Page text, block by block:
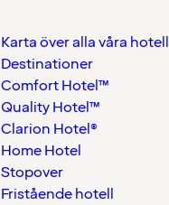
Karta över alla våra hotell
Destinationer
Comfort Hotel™
Quality Hotel™
Clarion Hotel®
Home Hotel
Stopover
Fristående hotell